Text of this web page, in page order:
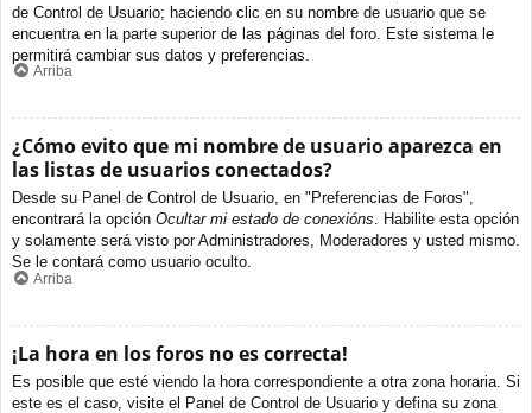
de Control de Usuario; haciendo clic en su nombre de usuario que se
encuentra en la parte superior de las páginas del foro. Este sistema le
permitirá cambiar sus datos y preferencias.
Arriba
¿Cómo evito que mi nombre de usuario aparezca en
las listas de usuarios conectados?
Desde su Panel de Control de Usuario, en "Preferencias de Foros",
encontrará la opción Ocultar mi estado de conexións. Habilite esta opción
y solamente será visto por Administradores, Moderadores y usted mismo.
Se le contará como usuario oculto.
Arriba
¡La hora en los foros no es correcta!
Es posible que esté viendo la hora correspondiente a otra zona horaria. Si
este es el caso, visite el Panel de Control de Usuario y defina su zona